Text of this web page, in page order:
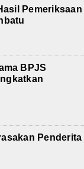
Pemeriksaan
BPJS
Penderita